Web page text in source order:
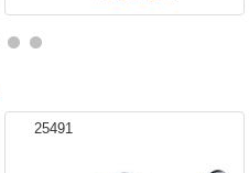
25491